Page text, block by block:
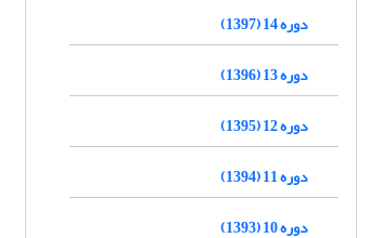
دوره 14 (1397)
دوره 13 (1396)
دوره 12 (1395)
دوره 11 (1394)
دوره 10 (1393)